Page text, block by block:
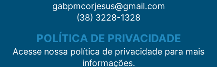
gabpmcorjesus@gmail.com
(38) 3228-1328
POLÍTICA DE PRIVACIDADE
Acesse nossa política de privacidade para mais
informações.